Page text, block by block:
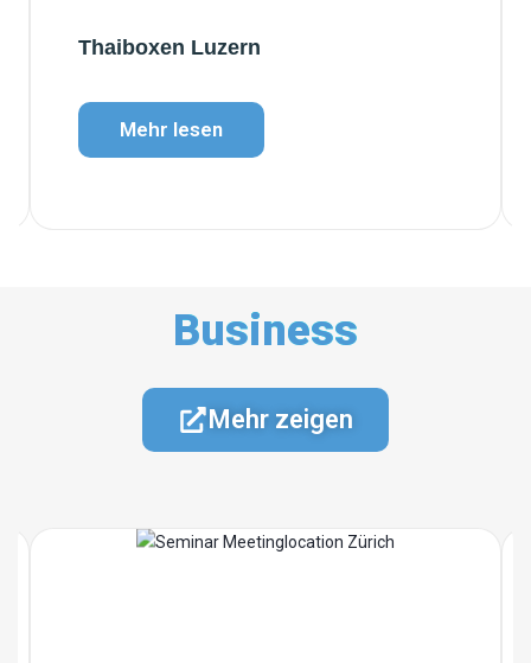
Thaiboxen Luzern
Mehr lesen
Business
Mehr zeigen